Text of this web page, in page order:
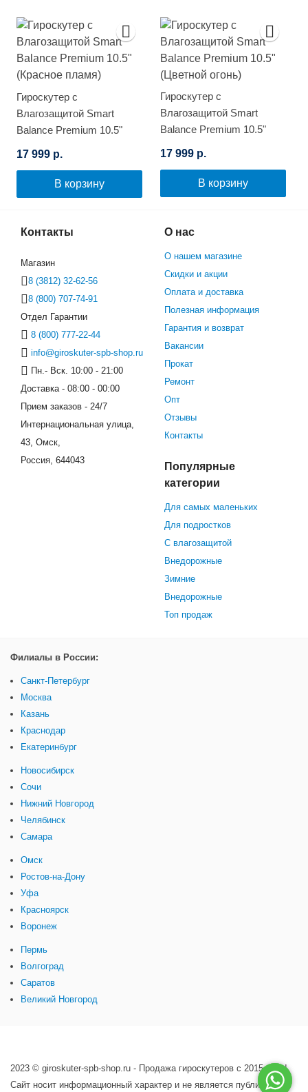
Гироскутер с
Влагозащитой Smart
Balance Premium 10.5"
17 999 р.
В корзину
Гироскутер с
Влагозащитой Smart
Balance Premium 10.5"
17 999 р.
В корзину
Контакты
Магазин
8 (3812) 32-62-56
8 (800) 707-74-91
Отдел Гарантии
8 (800) 777-22-44
info@giroskuter-spb-shop.ru
Пн.- Вск. 10:00 - 21:00
Доставка - 08:00 - 00:00
Прием заказов - 24/7
Интернациональная улица,
43, Омск,
Россия, 644043
О нас
О нашем магазине
Скидки и акции
Оплата и доставка
Полезная информация
Гарантия и возврат
Вакансии
Прокат
Ремонт
Опт
Отзывы
Контакты
Популярные
категории
Для самых маленьких
Для подростков
С влагозащитой
Внедорожные
Зимние
Внедорожные
Топ продаж
Филиалы в России:
Санкт-Петербург
Москва
Казань
Краснодар
Екатеринбург
Новосибирск
Сочи
Нижний Новгород
Челябинск
Самара
Омск
Ростов-на-Дону
Уфа
Красноярск
Воронеж
Пермь
Волгоград
Саратов
Великий Новгород
2023 © giroskuter-spb-shop.ru - Продажа гироскутеров с 2015 года!
Сайт носит информационный характер и не является публичной